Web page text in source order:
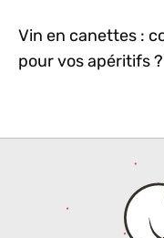
Vin en canettes :
pour vos apéritifs ?